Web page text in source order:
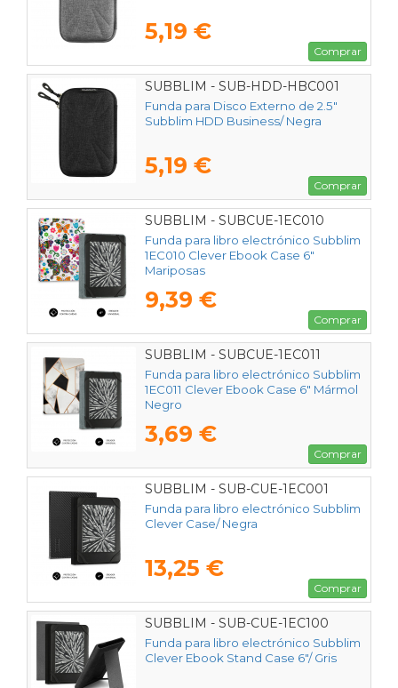
5,19 €
Comprar
SUBBLIM - SUB-HDD-HBC001
Funda para Disco Externo de 2.5"
Subblim HDD Business/ Negra
5,19 €
Comprar
SUBBLIM - SUBCUE-1EC010
Funda para libro electrónico Subblim
1EC010 Clever Ebook Case 6"
Mariposas
9,39 €
Comprar
SUBBLIM - SUBCUE-1EC011
Funda para libro electrónico Subblim
1EC011 Clever Ebook Case 6" Mármol
Negro
3,69 €
Comprar
SUBBLIM - SUB-CUE-1EC001
Funda para libro electrónico Subblim
Clever Case/ Negra
13,25 €
Comprar
SUBBLIM - SUB-CUE-1EC100
Funda para libro electrónico Subblim
Clever Ebook Stand Case 6"/ Gris